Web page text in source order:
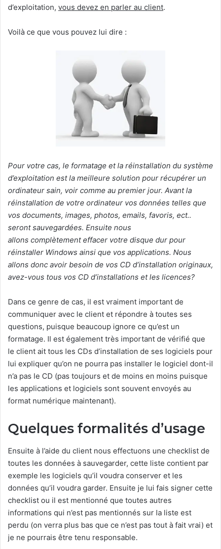
d’exploitation, vous devez en parler au client.
Voilà ce que vous pouvez lui dire :
Pour votre cas, le formatage et la réinstallation du système
d’exploitation est la meilleure solution pour récupérer un
ordinateur sain, voir comme au premier jour. Avant la
réinstallation de votre ordinateur vos données telles que
vos documents, images, photos, emails, favoris, ect..
seront sauvegardées. Ensuite nous
allons complètement effacer votre disque dur pour
réinstaller Windows ainsi que vos applications. Nous
allons donc avoir besoin de vos CD d’installation originaux,
avez-vous tous vos CD d’installations et les licences?
Dans ce genre de cas, il est vraiment important de
communiquer avec le client et répondre à toutes ses
questions, puisque beaucoup ignore ce qu’est un
formatage. Il est également très important de vérifié que
le client ait tous les CDs d’installation de ses logiciels pour
lui expliquer qu’on ne pourra pas installer le logiciel dont-il
n’a pas le CD (pas toujours et de moins en moins puisque
les applications et logiciels sont souvent envoyés au
format numérique maintenant).
Quelques formalités d’usage
Ensuite à l’aide du client nous effectuons une checklist de
toutes les données à sauvegarder, cette liste contient par
exemple les logiciels qu’il voudra conserver et les
données qu’il voudra garder. Ensuite je lui fais signer cette
checklist ou il est mentionné que toutes autres
informations qui n’est pas mentionnés sur la liste est
perdu (on verra plus bas que ce n’est pas tout à fait vrai) et
je ne pourrais être tenu responsable.